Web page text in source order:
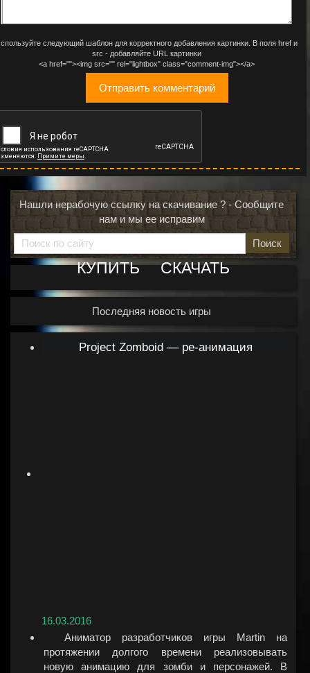
следующий шаблон для корректного добавления картинки. В поля href и
src - добавляйте URL картинки
<a href=""><img src="" rel="lightbox" class="comment-img"></a>
Нашли нерабочую ссылку на скачивание ? - Сообщите
нам и мы ее исправим
Поиск
КУПИТЬ СКАЧАТЬ
Последняя новость игры
Project Zomboid — ре-анимация
16.03.2016
Аниматор разработчиков игры Martin на
протяжении долгого времени реализовывать
новую анимацию для зомби и персонажей. В